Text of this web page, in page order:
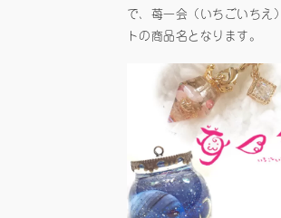
で、苺一会（いちごいちえ
トの商品名となります。